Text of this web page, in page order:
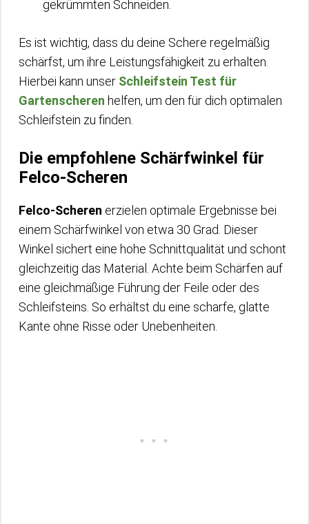
gekrümmten Schneiden.
Es ist wichtig, dass du deine Schere regelmäßig
schärfst, um ihre Leistungsfähigkeit zu erhalten.
Hierbei kann unser Schleifstein Test für
Gartenscheren helfen, um den für dich optimalen
Schleifstein zu finden.
Die empfohlene Schärfwinkel für
Felco-Scheren
Felco-Scheren erzielen optimale Ergebnisse bei
einem Schärfwinkel von etwa 30 Grad. Dieser
Winkel sichert eine hohe Schnittqualität und schont
gleichzeitig das Material. Achte beim Schärfen auf
eine gleichmäßige Führung der Feile oder des
Schleifsteins. So erhältst du eine scharfe, glatte
Kante ohne Risse oder Unebenheiten.